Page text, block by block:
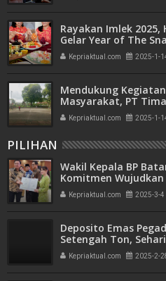
Rayakan Imlek 2025,
Gelar Year of The
Kepriaktual.com 2025-1-
Mendukung
Masyarakat, PT
untuk Berlatih
Kepriaktual.com 2025-1-
PILIHAN
Wakil Kepala BP
Komitmen
Transparan dan
Kepriaktual.com 2025-3-4
Deposito Emas
Setengah Ton,
Bank Emas
Kepriaktual.com 2025-2-